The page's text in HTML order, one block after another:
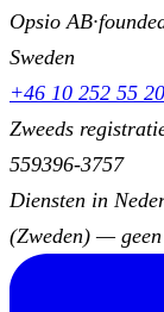
Opsio AB·
Sweden
+46 10 252 55 20
Zweeds
559396-3757
Diensten in
(Zweden) — geen